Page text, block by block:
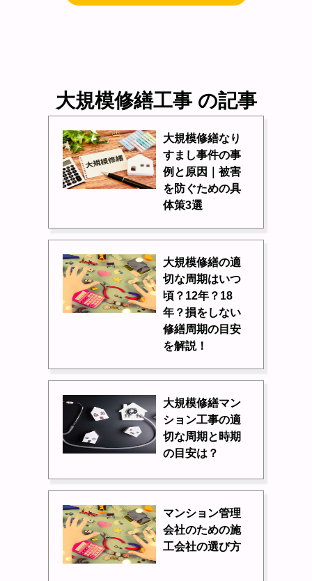
大規模修繕工事 の記事
大規模修繕なり
すまし事件の事
例と原因｜被害
を防ぐための具
体策3選
大規模修繕の適
切な周期はいつ
頃？12年？18
年？損をしない
修繕周期の目安
を解説！
大規模修繕マン
ション工事の適
切な周期と時期
の目安は？
マンション管理
会社のための施
工会社の選び方